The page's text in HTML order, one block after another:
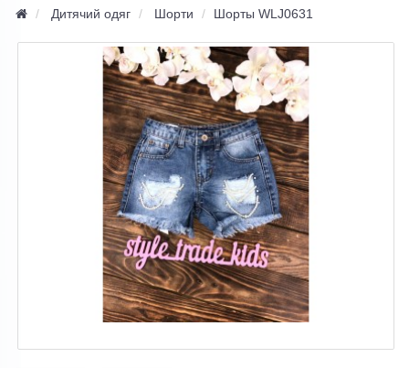
Дитячий одяг Шорти Шорты WLJ0631